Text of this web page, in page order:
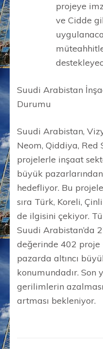
projeye
ve Cidde
Suudi Arabistan
Durumu
Suudi Arabistan,
Neom, Qiddiya,
projelerle inşaat
büyük
hedefliyor. Bu
sıra Türk, Koreli,
de ilgisini çekiyor.
Suudi Arabistan’da
değerinde 402 proje
pazarda altıncı
konumundadır. Son
gerilimlerin
artması bekleniyor.